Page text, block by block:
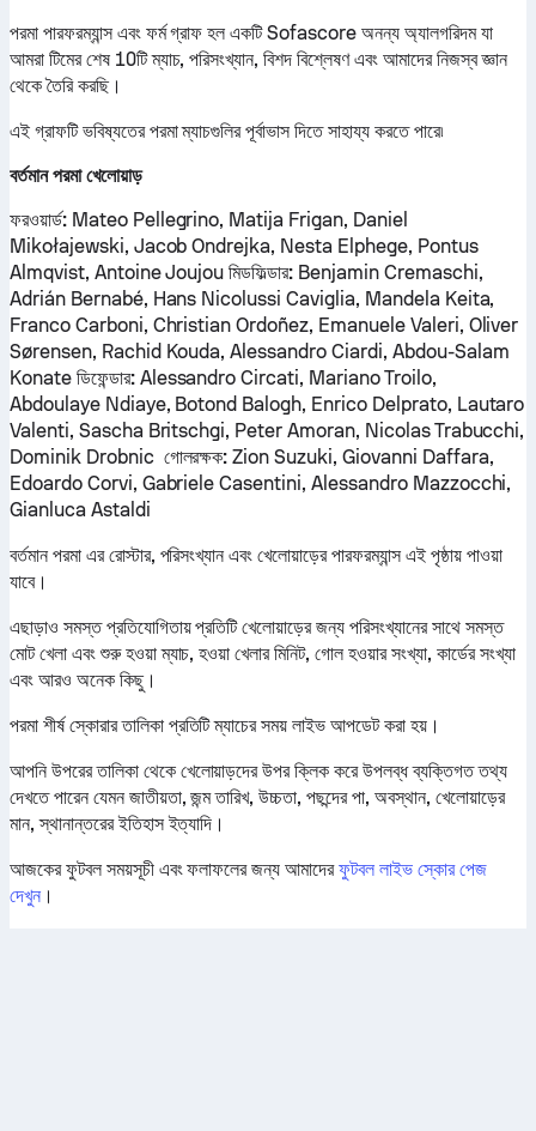
পরমা পারফরম্যান্স এবং ফর্ম গ্রাফ হল একটি Sofascore অনন্য অ্যালগরিদম যা
আমরা টিমের শেষ 10টি ম্যাচ, পরিসংখ্যান, বিশদ বিশ্লেষণ এবং আমাদের নিজস্ব জ্ঞান
থেকে তৈরি করছি।
এই গ্রাফটি ভবিষ্যতের পরমা ম্যাচগুলির পূর্বাভাস দিতে সাহায্য করতে পারে৷
বর্তমান পরমা খেলোয়াড়
ফরওয়ার্ড:Mateo Pellegrino, Matija Frigan, Daniel
Mikołajewski, Jacob Ondrejka, Nesta Elphege, Pontus
Almqvist, Antoine Joujouমিডফিল্ডার: Benjamin Cremaschi,
Adrián Bernabé, Hans Nicolussi Caviglia, Mandela Keita,
Franco Carboni, Christian Ordoñez, Emanuele Valeri, Oliver
Sørensen, Rachid Kouda, Alessandro Ciardi, Abdou-Salam
Konate ডিফেন্ডার:Alessandro Circati, Mariano Troilo,
Abdoulaye Ndiaye, Botond Balogh, Enrico Delprato, Lautaro
Valenti, Sascha Britschgi, Peter Amoran, Nicolas Trabucchi,
Dominik Drobnic গোলরক্ষক: Zion Suzuki, Giovanni Daffara,
Edoardo Corvi, Gabriele Casentini, Alessandro Mazzocchi,
Gianluca Astaldi
বর্তমান পরমা এর রোস্টার, পরিসংখ্যান এবং খেলোয়াড়ের পারফরম্যান্স এই পৃষ্ঠায় পাওয়া
যাবে।
এছাড়াও সমস্ত প্রতিযোগিতায় প্রতিটি খেলোয়াড়ের জন্য পরিসংখ্যানের সাথে সমস্ত
মোট খেলা এবং শুরু হওয়া ম্যাচ, হওয়া খেলার মিনিট, গোল হওয়ার সংখ্যা, কার্ডের সংখ্যা
এবং আরও অনেক কিছু।
পরমা শীর্ষ স্কোরার তালিকা প্রতিটি ম্যাচের সময় লাইভ আপডেট করা হয়।
আপনি উপরের তালিকা থেকে খেলোয়াড়দের উপর ক্লিক করে উপলব্ধ ব্যক্তিগত তথ্য
দেখতে পারেন যেমন জাতীয়তা, জন্ম তারিখ, উচ্চতা, পছন্দের পা, অবস্থান, খেলোয়াড়ের
মান, স্থানান্তরের ইতিহাস ইত্যাদি।
আজকের ফুটবল সময়সূচী এবং ফলাফলের জন্য আমাদেরফুটবল লাইভ স্কোর পেজ
দেখুন।